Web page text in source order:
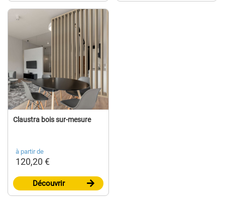
Claustra bois sur-mesure
à partir de
120,20 €
Découvrir